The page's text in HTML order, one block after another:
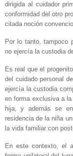
dirigida al cuidador
conformidad del otro
citada noción
Por lo tanto, tampoco
no ejercía la custodia
Es real que el
del cuidado personal
ejercía la custodia
en forma exclusiva a
hija, y además se
residencia de la niña
la vida familiar con
En este contexto, el